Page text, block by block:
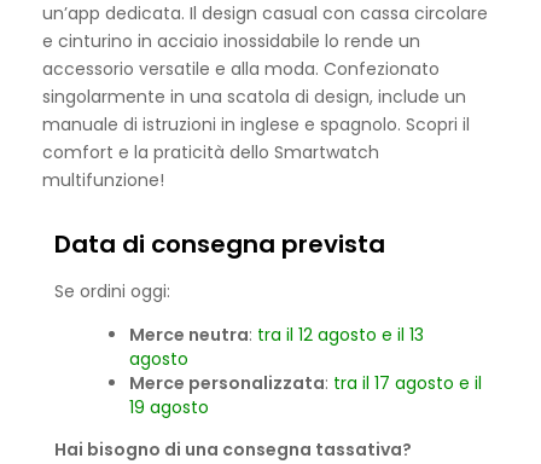
un’app dedicata. Il design casual con cassa circolare
e cinturino in acciaio inossidabile lo rende un
accessorio versatile e alla moda. Confezionato
singolarmente in una scatola di design, include un
manuale di istruzioni in inglese e spagnolo. Scopri il
comfort e la praticità dello Smartwatch
multifunzione!
Data di consegna prevista
Se ordini oggi:
Merce neutra: tra il 12 agosto e il 13
agosto
Merce personalizzata: tra il 17 agosto e il
19 agosto
Hai bisogno di una consegna tassativa?